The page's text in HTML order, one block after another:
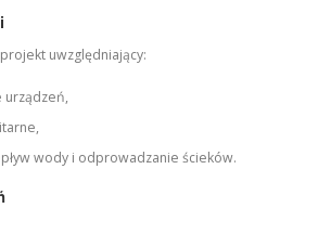
uwzględniający:
urządzeń,
wody i odprowadzanie ścieków.